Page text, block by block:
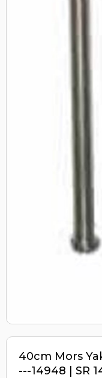
40cm Mors
---14948 | SR